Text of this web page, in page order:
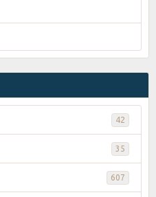
42
35
607